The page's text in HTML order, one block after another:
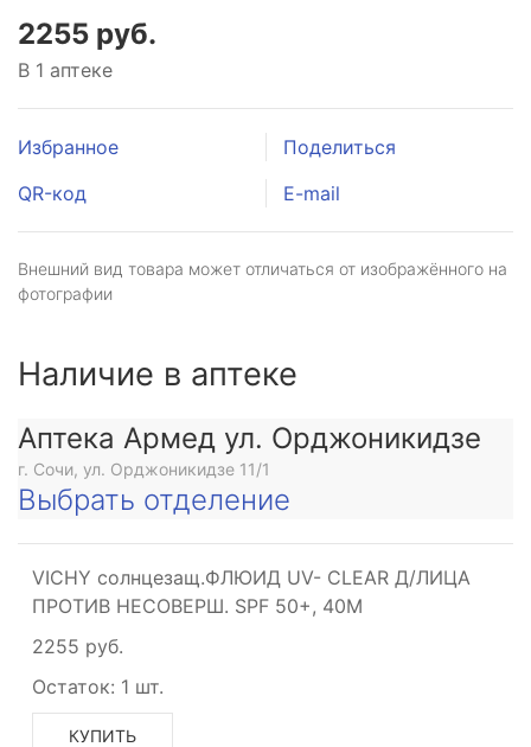
2255 руб.
В 1 аптеке
Избранное
Поделиться
QR-код
E-mail
Внешний вид товара может отличаться от изображённого на
фотографии
Наличие в аптеке
Аптека Армед ул. Орджоникидзе
г. Сочи, ул. Орджоникидзе 11/1
Выбрать отделение
VICHY солнцезащ.ФЛЮИД UV- CLEAR Д/ЛИЦА
ПРОТИВ НЕСОВЕРШ. SPF 50+, 40М
2255 руб.
Остаток: 1 шт.
КУПИТЬ